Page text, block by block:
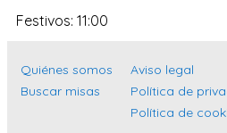
Las Palmas
Festivos: 11:00
Quiénes somos
Buscar misas
Aviso legal
Política de
Política de